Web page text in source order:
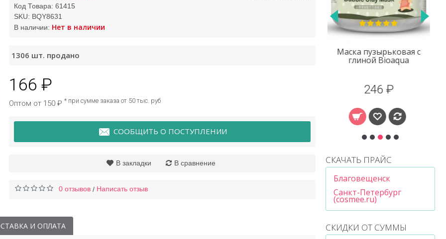
лица супер-
Noursh
162 ₽
Маска для лица
подтягивающая Baby
Skin Bioaqua (бирюза)
25 ₽
СКАЧАТЬ ПРАЙС
Благовещенск
Санкт-Петербург
(cosmee.ru)
СКИДКИ ОТ СУММЫ
Код Товара: 61415
SKU: BQY8631
В наличии: Нет в наличии
1306 шт. продано
166 ₽
Оптом от 150 ₽ * при сумме заказа от 50 тыс. руб
СООБЩИТЬ О ПОСТУПЛЕНИИ
В закладки В сравнение
0 отзывов / Написать отзыв
И ОПЛАТА